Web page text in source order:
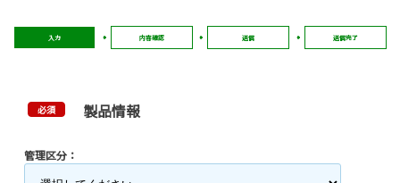
入力 内容確認 送信 送信完了
必須 製品情報
管理区分：